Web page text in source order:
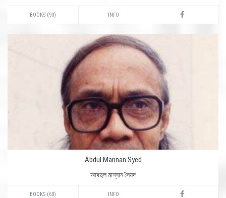
BOOKS (93) INFO
Abdul Mannan Syed
আবদুল মান্নান সৈয়দ
BOOKS (60) INFO